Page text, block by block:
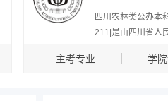
四川农林类公办本
211|是由四川省人
主考专业 学